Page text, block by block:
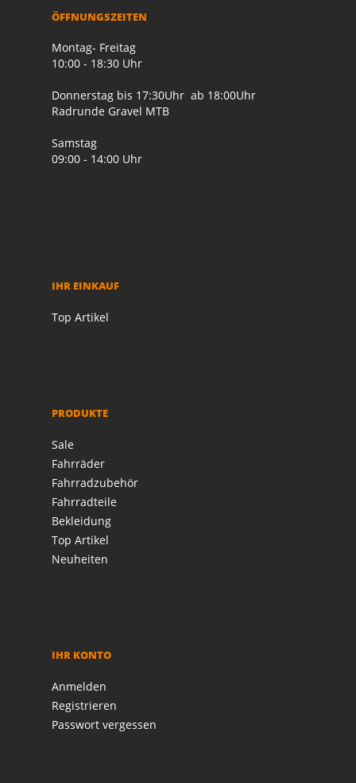
ÖFFNUNGSZEITEN
Montag- Freitag
10:00 - 18:30 Uhr
Donnerstag bis 17:30Uhr ab 18:00Uhr
Radrunde Gravel MTB
Samstag
09:00 - 14:00 Uhr
IHR EINKAUF
Top Artikel
PRODUKTE
Sale
Fahrräder
Fahrradzubehör
Fahrradteile
Bekleidung
Top Artikel
Neuheiten
IHR KONTO
Anmelden
Registrieren
Passwort vergessen